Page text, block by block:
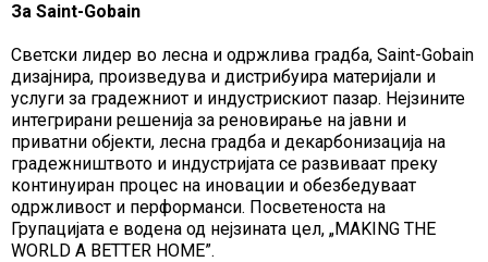
За Saint-Gobain
Светски лидер во лесна и одржлива градба, Saint-Gobain
дизајнира, произведува и дистрибуира материјали и
услуги за градежниот и индустрискиот пазар. Нејзините
интегрирани решенија за реновирање на јавни и
приватни објекти, лесна градба и декарбонизација на
градежништвото и индустријата се развиваат преку
континуиран процес на иновации и обезбедуваат
одржливост и перформанси. Посветеноста на
Групацијата е водена од нејзината цел, „MAKING THE
WORLD A BETTER HOME”.